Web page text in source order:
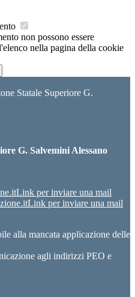
non possono essere
nella pagina della cookie
Statale Superiore G.
G. Salvemini Alessano
Link per inviare una mail
Link per inviare una mail
alla mancata applicazione delle
agli indirizzi PEO e